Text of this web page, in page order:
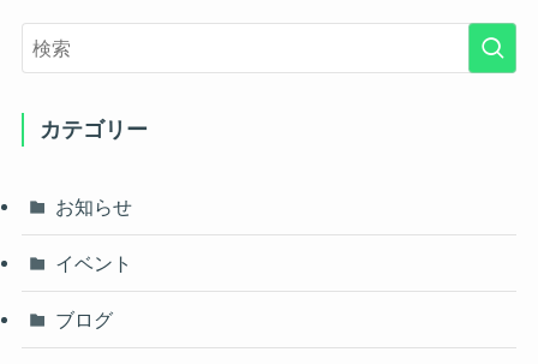
カテゴリー
お知らせ
イベント
ブログ